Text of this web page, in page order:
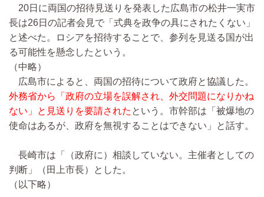
20日に両国の招待見送りを発表した広島市の松井一実市
長は26日の記者会見で「式典を政争の具にされたくない」
と述べた。ロシアを招待することで、参列を見送る国が出
る可能性を懸念したという。
（中略）
広島市によると、両国の招待について政府と協議した。
外務省から「政府の立場を誤解され、外交問題になりかね
ない」と見送りを要請された という。市幹部は「被爆地の
使命はあるが、政府を無視することはできない」と話す。
長崎市は「（政府に）相談していない。主催者としての
判断」（田上市長）とした。
（以下略）